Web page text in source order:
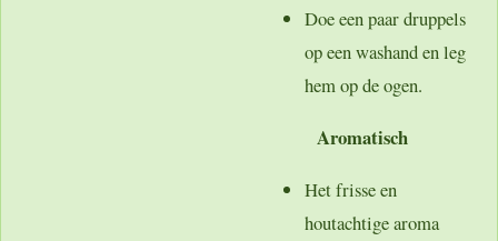
Doe een paar druppels
op een washand en leg
hem op de ogen.
Aromatisch
Het frisse en
houtachtige aroma